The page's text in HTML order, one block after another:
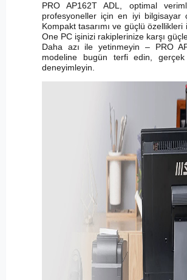
PRO AP162T ADL, optimal
profesyoneller için en iyi bilgisayar
Kompakt tasarımı ve güçlü özellikleri
One PC işinizi rakiplerinize karşı
Daha azı ile yetinmeyin – PRO
modeline bugün terfi edin, gerçek
deneyimleyin.